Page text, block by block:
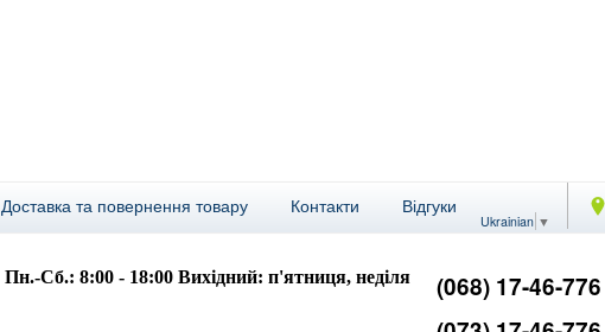
Доставка та повернення товару Контакти Відгуки
Ukrainian ▼
Пн.-Сб.: 8:00 - 18:00 Вихідний: п'ятниця, неділя (068) 17-46-776